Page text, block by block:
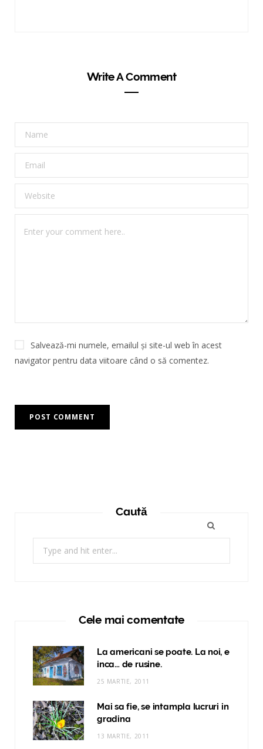
Write A Comment
Salvează-mi numele, emailul și site-ul web în acest
navigator pentru data viitoare când o să comentez.
Caută
Cele mai comentate
La americani se poate. La noi, e
inca… de rusine.
25 MARTIE, 2011
Mai sa fie, se intampla lucruri in
gradina
13 MARTIE, 2011